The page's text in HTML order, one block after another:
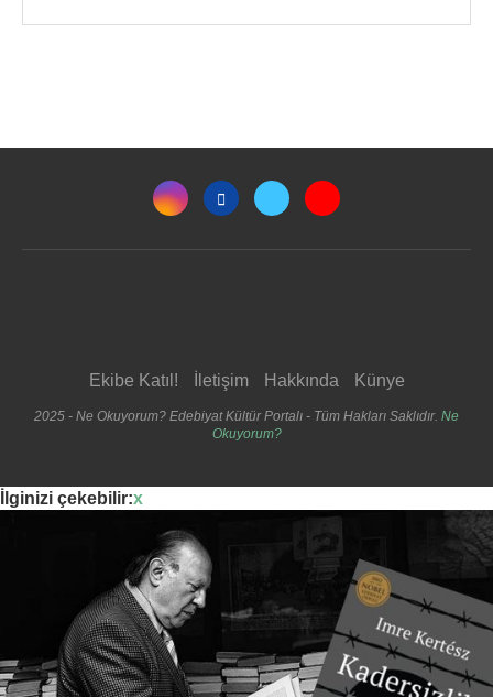
Ekibe Katıl! İletişim Hakkında Künye
2025 - Ne Okuyorum? Edebiyat Kültür Portalı - Tüm Hakları Saklıdır. Ne
Okuyorum?
İlginizi çekebilir:x